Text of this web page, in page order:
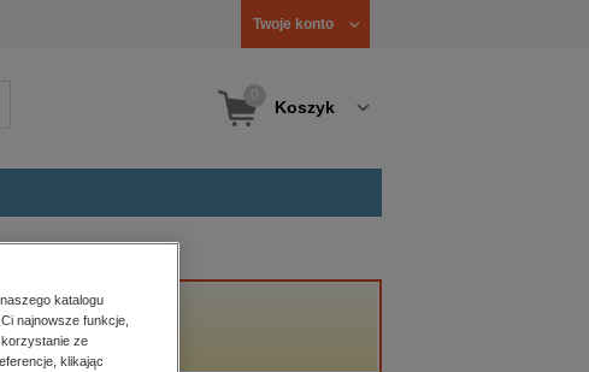
Twoje konto
Koszyk
katalogu
najnowsze funkcje,
ze
klikając